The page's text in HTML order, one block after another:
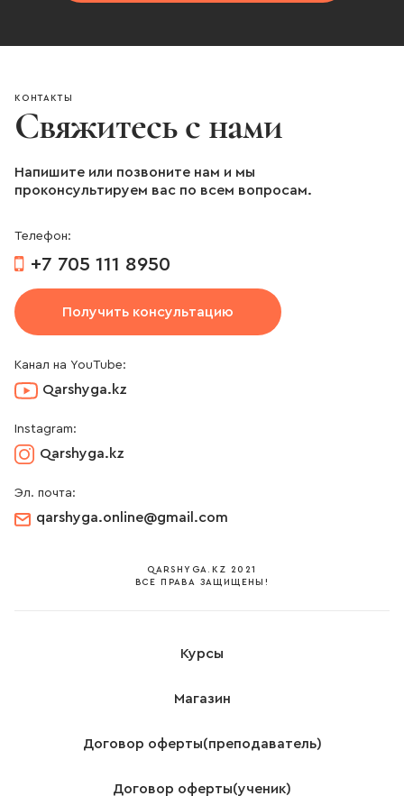
КОНТАКТЫ
Свяжитесь с нами
Напишите или позвоните нам и мы
проконсультируем вас по всем вопросам.
Телефон:
+7 705 111 8950
Получить консультацию
Канал на YouTube:
Qarshyga.kz
Instagram:
Qarshyga.kz
Эл. почта:
qarshyga.online@gmail.соm
QARSHYGA.KZ 2021
ВСЕ ПРАВА ЗАЩИЩЕНЫ!
Курсы
Магазин
Договор оферты(преподаватель)
Договор оферты(ученик)